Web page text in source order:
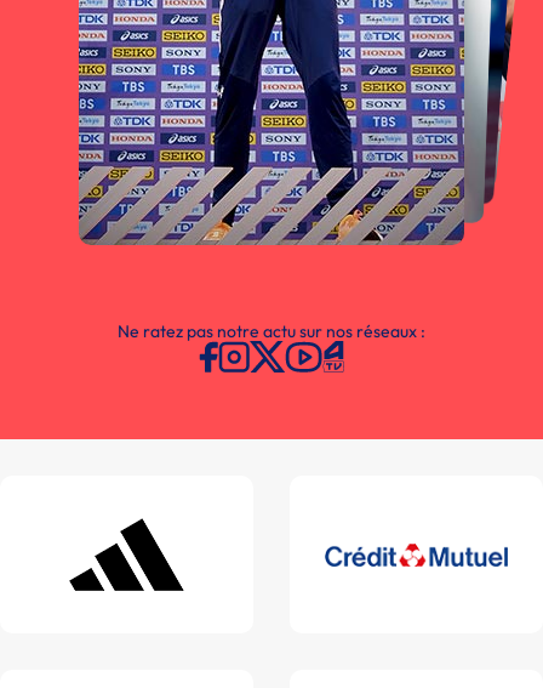
Ne ratez pas notre actu sur nos réseaux :